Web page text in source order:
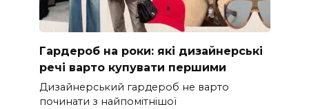
Гардероб на роки: які дизайнерські
речі варто купувати першими
Дизайнерський гардероб не варто
починати з найпомітнішої